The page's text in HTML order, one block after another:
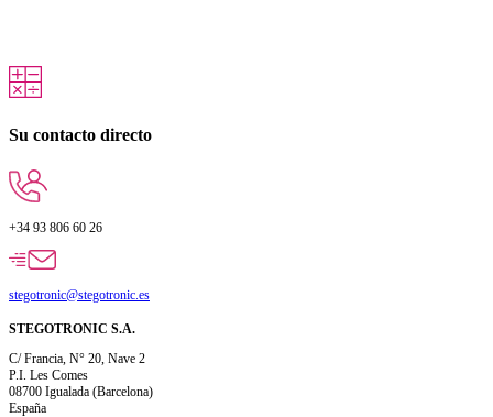
Su contacto directo
+34 93 806 60 26
stegotronic@stegotronic.es
STEGOTRONIC S.A.
C/ Francia, N° 20, Nave 2
P.I. Les Comes
08700 Igualada (Barcelona)
España